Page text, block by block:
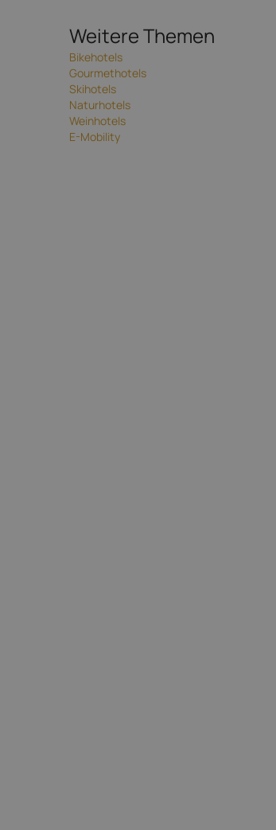
Weitere Themen
Bikehotels
Gourmethotels
Skihotels
Naturhotels
Weinhotels
E-Mobility